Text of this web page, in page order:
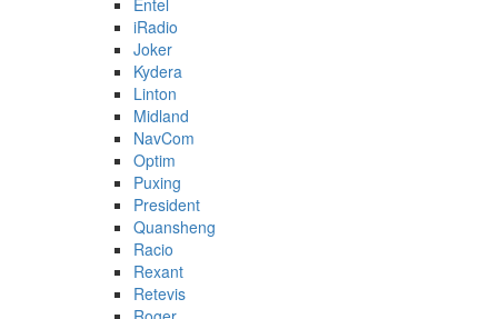
iRadio
Joker
Kydera
Linton
Midland
NavCom
Optim
Puxing
President
Quansheng
Racio
Rexant
Retevis